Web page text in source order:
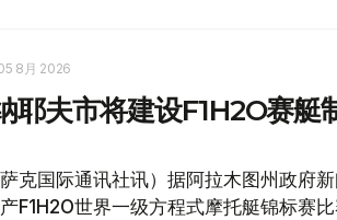
8月 2026
耶夫市将建设F1H2O赛
萨克国际通讯社讯）据阿拉木图州政府
F1H2O世界一级方程式摩托艇锦标赛